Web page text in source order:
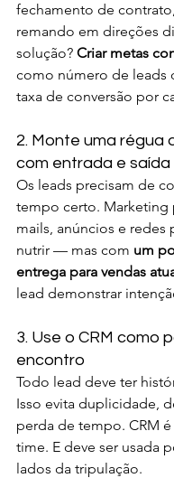
fechamento de
remando em direções
solução? Criar metas
como número de leads
taxa de conversão por
2. Monte uma régua
com entrada e saída
Os leads precisam de
tempo certo. Marketing
mails, anúncios e redes
nutrir — mas com um
entrega para vendas
lead demonstrar
3. Use o CRM como
encontro
Todo lead deve ter
Isso evita duplicidade,
perda de tempo. CRM
time. E deve ser usada
lados da tripulação.